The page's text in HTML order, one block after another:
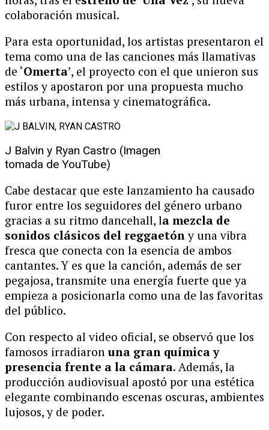
colaboración musical.
Para esta oportunidad, los artistas presentaron el
tema como una de las canciones más llamativas
de ‘Omerta’, el proyecto con el que unieron sus
estilos y apostaron por una propuesta mucho
más urbana, intensa y cinematográfica.
J Balvin y Ryan Castro (Imagen
tomada de YouTube)
Cabe destacar que este lanzamiento ha causado
furor entre los seguidores del género urbano
gracias a su ritmo dancehall, la mezcla de
sonidos clásicos del reggaetóny una vibra
fresca que conecta con la esencia de ambos
cantantes. Y es que la canción, además de ser
pegajosa, transmite una energía fuerte que ya
empieza a posicionarla como una de las favoritas
del público.
Con respecto al video oficial, se observó que los
famosos irradiaron una gran química y
presencia frente a la cámara. Además, la
producción audiovisual apostó por una estética
elegante combinando escenas oscuras, ambientes
lujosos, y de poder.